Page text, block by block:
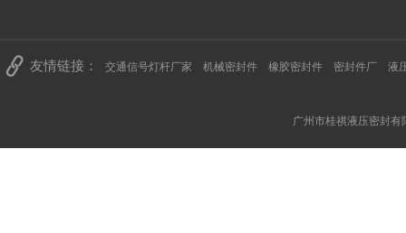
友情链接： 交通信号灯杆厂家 机械密封件 橡胶密封件 密封件厂 液
广州市桂祺液压密封有